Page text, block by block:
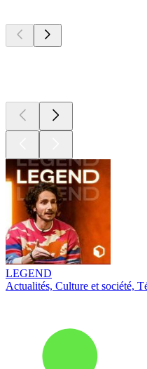
LEGEND
Actualités, Culture et société,